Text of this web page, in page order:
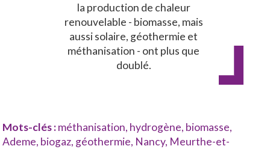
la production de chaleur
renouvelable - biomasse, mais
aussi solaire, géothermie et
méthanisation - ont plus que
doublé.
Mots-clés :méthanisation, hydrogène, biomasse,
Ademe, biogaz, géothermie, Nancy, Meurthe-et-